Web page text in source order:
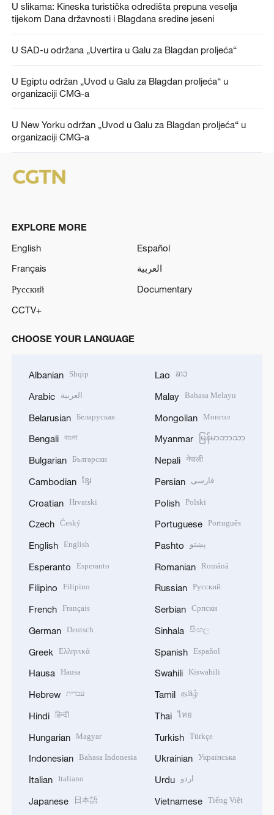
U slikama: Kineska turistička odredišta prepuna veselja
tijekom Dana državnosti i Blagdana sredine jeseni
U SAD-u održana „Uvertira u Galu za Blagdan proljeća“
U Egiptu održan „Uvod u Galu za Blagdan proljeća“ u
organizaciji CMG-a
U New Yorku održan „Uvod u Galu za Blagdan proljeća“ u
organizaciji CMG-a
EXPLORE MORE
English
Español
Français
العربية
Русский
Documentary
CCTV+
CHOOSE YOUR LANGUAGE
Albanian Shqip
Arabic العربية
Belarusian Беларуская
Bengali বাংলা
Bulgarian Български
Cambodian ខ្មែរ
Croatian Hrvatski
Czech Český
English English
Esperanto Esperanto
Filipino Filipino
French Français
German Deutsch
Greek Ελληνικά
Hausa Hausa
Hebrew עברית
Hindi हिन्दी
Hungarian Magyar
Indonesian Bahasa Indonesia
Italian Italiano
Japanese
日本語
Lao ລາວ
Malay Bahasa Melayu
Mongolian Монгол
Myanmar မြန်မာဘာသာ
Nepali नेपाली
Persian فارسی
Polish Polski
Portuguese Português
Pashto پښتو
Romanian Română
Russian Русский
Serbian Српски
Sinhala සිංහල
Spanish Español
Swahili Kiswahili
Tamil தமிழ்
Thai ไทย
Turkish Türkçe
Ukrainian Українська
Urdu اردو
Vietnamese Tiếng Việt